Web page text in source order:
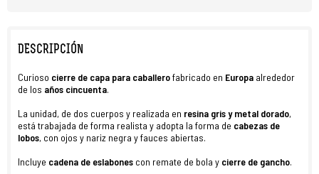
DESCRIPCIÓN
Curioso cierre de capa para caballerofabricado en Europa alrededor
de los años cincuenta.
La unidad, de dos cuerpos y realizada en resina grisy metal dorado,
está trabajada de forma realista y adopta la forma de cabezas de
lobos, con ojos y nariz negra y fauces abiertas.
Incluye cadena de eslabones con remate de bola y cierre de gancho.